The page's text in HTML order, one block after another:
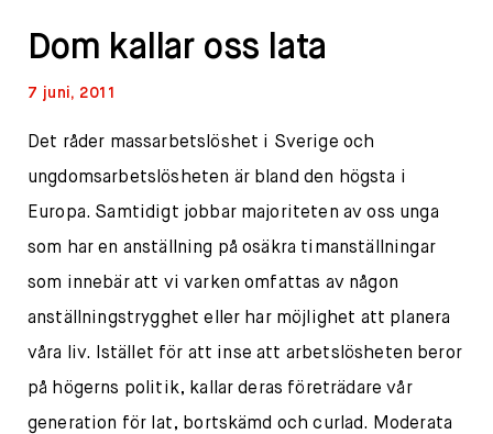
Dom kallar oss lata
7 juni, 2011
Det råder massarbetslöshet i Sverige och
ungdomsarbetslösheten är bland den högsta i
Europa. Samtidigt jobbar majoriteten av oss unga
som har en anställning på osäkra timanställningar
som innebär att vi varken omfattas av någon
anställningstrygghet eller har möjlighet att planera
våra liv. Istället för att inse att arbetslösheten beror
på högerns politik, kallar deras företrädare vår
generation för lat, bortskämd och curlad. Moderata